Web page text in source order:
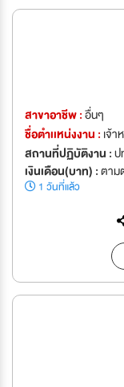
สาขาอาชีพ :อื่นๆ
ชื่อตำเเหน่งงาน : เจ้
สถานที่ปฏิบัติงาน :ป
เงินเดือน(บาท) :ตาม
1 วันที่แล้ว